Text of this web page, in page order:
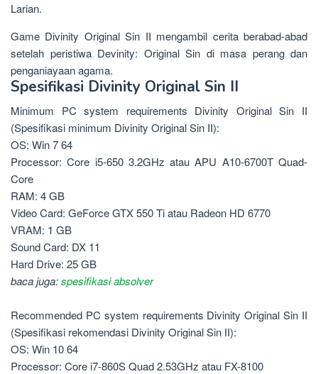
Larian.
Game Divinity Original Sin II mengambil cerita berabad-abad
setelah peristiwa Devinity: Original Sin di masa perang dan
penganiayaan agama.
Spesifikasi Divinity Original Sin II
Minimum PC system requirements Divinity Original Sin II
(Spesifikasi minimum Divinity Original Sin II):
OS: Win 7 64
Processor: Core i5-650 3.2GHz atau APU A10-6700T Quad-
Core
RAM: 4 GB
Video Card: GeForce GTX 550 Ti atau Radeon HD 6770
VRAM: 1 GB
Sound Card: DX 11
Hard Drive: 25 GB
baca juga:spesifikasi absolver
Recommended PC system requirements Divinity Original Sin II
(Spesifikasi rekomendasi Divinity Original Sin II):
OS: Win 10 64
Processor: Core i7-860S Quad 2.53GHz atau FX-8100